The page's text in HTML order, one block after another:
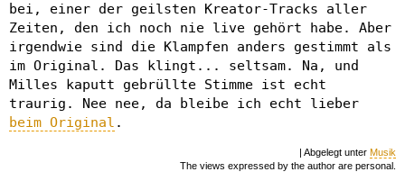
bei, einer der geilsten Kreator-Tracks aller
Zeiten, den ich noch nie live gehört habe. Aber
irgendwie sind die Klampfen anders gestimmt als
im Original. Das klingt... seltsam. Na, und
Milles kaputt gebrüllte Stimme ist echt
traurig. Nee nee, da bleibe ich echt lieber
beim Original .
| Abgelegt unter Musik
The views expressed by the author are personal.